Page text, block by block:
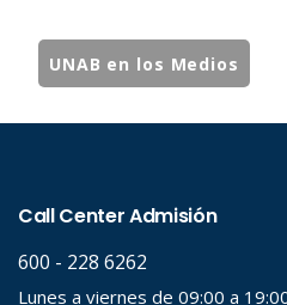
UNAB en los Medios